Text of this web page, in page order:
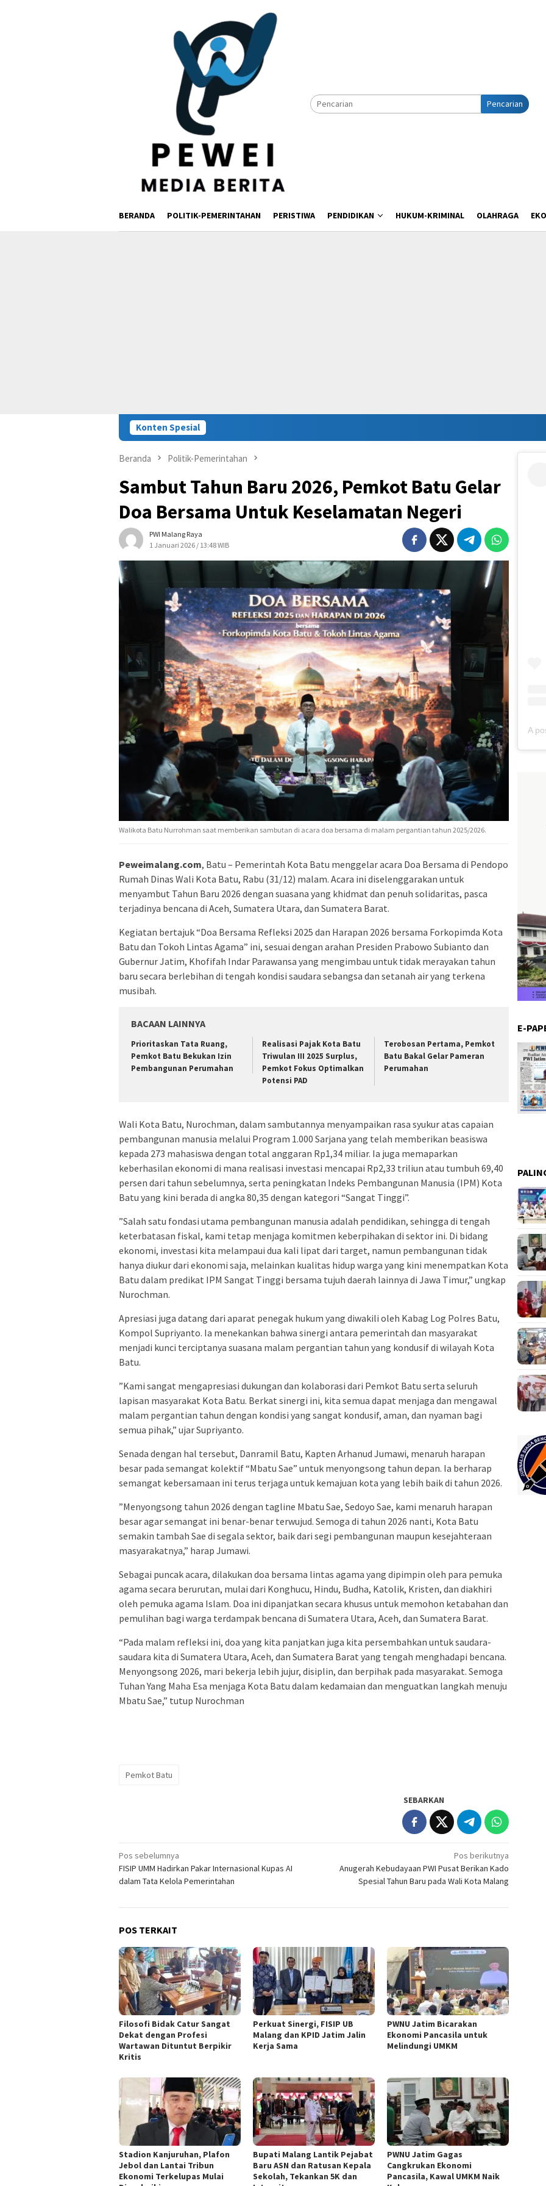
Pencarian
BERANDA POLITIK-PEMERINTAHAN PERISTIWA PENDIDIKAN HUKUM-KRIMINAL OLAHRAGA
Konten Spesial
Beranda Politik-Pemerintahan
Sambut Tahun Baru 2026, Pemkot Batu Gelar
Doa Bersama Untuk Keselamatan Negeri
PWI Malang Raya
1 Januari 2026 / 13:48 WIB
Walikota Batu Nurrohman saat memberikan sambutan di acara doa bersama di malam pergantian tahun 2025/2026.
Peweimalang.com, Batu – Pemerintah Kota Batu menggelar acara Doa Bersama di Pendopo
Rumah Dinas Wali Kota Batu, Rabu (31/12) malam. Acara ini diselenggarakan untuk
menyambut Tahun Baru 2026 dengan suasana yang khidmat dan penuh solidaritas, pasca
terjadinya bencana di Aceh, Sumatera Utara, dan Sumatera Barat.
Kegiatan bertajuk “Doa Bersama Refleksi 2025 dan Harapan 2026 bersama Forkopimda Kota
Batu dan Tokoh Lintas Agama” ini, sesuai dengan arahan Presiden Prabowo Subianto dan
Gubernur Jatim, Khofifah Indar Parawansa yang mengimbau untuk tidak merayakan tahun
baru secara berlebihan di tengah kondisi saudara sebangsa dan setanah air yang terkena
musibah.
BACAAN LAINNYA
Prioritaskan Tata Ruang,
Pemkot Batu Bekukan Izin
Pembangunan Perumahan
Realisasi Pajak Kota Batu
Triwulan III 2025 Surplus,
Pemkot Fokus Optimalkan
Potensi PAD
Terobosan Pertama, Pemkot
Batu Bakal Gelar Pameran
Perumahan
​Wali Kota Batu, Nurochman, dalam sambutannya menyampaikan rasa syukur atas capaian
pembangunan manusia melalui Program 1.000 Sarjana yang telah memberikan beasiswa
kepada 273 mahasiswa dengan total anggaran Rp1,34 miliar. Ia juga memaparkan
keberhasilan ekonomi di mana realisasi investasi mencapai Rp2,33 triliun atau tumbuh 69,40
persen dari tahun sebelumnya, serta peningkatan Indeks Pembangunan Manusia (IPM) Kota
Batu yang kini berada di angka 80,35 dengan kategori “Sangat Tinggi”.
​”Salah satu fondasi utama pembangunan manusia adalah pendidikan, sehingga di tengah
keterbatasan fiskal, kami tetap menjaga komitmen keberpihakan di sektor ini. Di bidang
ekonomi, investasi kita melampaui dua kali lipat dari target, namun pembangunan tidak
hanya diukur dari ekonomi saja, melainkan kualitas hidup warga yang kini menempatkan Kota
Batu dalam predikat IPM Sangat Tinggi bersama tujuh daerah lainnya di Jawa Timur,” ungkap
Nurochman.
Apresiasi juga datang dari aparat penegak hukum yang diwakili oleh Kabag Log Polres Batu,
Kompol Supriyanto. Ia menekankan bahwa sinergi antara pemerintah dan masyarakat
menjadi kunci terciptanya suasana malam pergantian tahun yang kondusif di wilayah Kota
Batu.
​”Kami sangat mengapresiasi dukungan dan kolaborasi dari Pemkot Batu serta seluruh
lapisan masyarakat Kota Batu. Berkat sinergi ini, kita semua dapat menjaga dan mengawal
malam pergantian tahun dengan kondisi yang sangat kondusif, aman, dan nyaman bagi
semua pihak,” ujar Supriyanto.
Senada dengan hal tersebut, Danramil Batu, Kapten Arhanud Jumawi, menaruh harapan
besar pada semangat kolektif “Mbatu Sae” untuk menyongsong tahun depan. Ia berharap
semangat kebersamaan ini terus terjaga untuk kemajuan kota yang lebih baik di tahun 2026.
​”Menyongsong tahun 2026 dengan tagline Mbatu Sae, Sedoyo Sae, kami menaruh harapan
besar agar semangat ini benar-benar terwujud. Semoga di tahun 2026 nanti, Kota Batu
semakin tambah Sae di segala sektor, baik dari segi pembangunan maupun kesejahteraan
masyarakatnya,” harap Jumawi.
Sebagai puncak acara, dilakukan doa bersama lintas agama yang dipimpin oleh para pemuka
agama secara berurutan, mulai dari Konghucu, Hindu, Budha, Katolik, Kristen, dan diakhiri
oleh pemuka agama Islam. Doa ini dipanjatkan secara khusus untuk memohon ketabahan dan
pemulihan bagi warga terdampak bencana di Sumatera Utara, Aceh, dan Sumatera Barat.
“Pada malam refleksi ini, doa yang kita panjatkan juga kita persembahkan untuk saudara-
saudara kita di Sumatera Utara, Aceh, dan Sumatera Barat yang tengah menghadapi bencana.
Menyongsong 2026, mari bekerja lebih jujur, disiplin, dan berpihak pada masyarakat. Semoga
Tuhan Yang Maha Esa menjaga Kota Batu dalam kedamaian dan menguatkan langkah menuju
Mbatu Sae,” tutup Nurochman
Pemkot Batu
SEBARKAN
Navigasi
pos
Pos sebelumnya
FISIP UMM Hadirkan Pakar Internasional Kupas AI
dalam Tata Kelola Pemerintahan
Pos berikutnya
Anugerah Kebudayaan PWI Pusat Berikan Kado
Spesial Tahun Baru pada Wali Kota Malang
POS TERKAIT
Filosofi Bidak Catur Sangat
Dekat dengan Profesi
Wartawan Dituntut Berpikir
Kritis
Perkuat Sinergi, FISIP UB
Malang dan KPID Jatim Jalin
Kerja Sama
PWNU Jatim Bicarakan
Ekonomi Pancasila untuk
Melindungi UMKM
Stadion Kanjuruhan, Plafon
Jebol dan Lantai Tribun
Ekonomi Terkelupas Mulai
Bupati Malang Lantik Pejabat
Baru ASN dan Ratusan Kepala
Sekolah, Tekankan 5K dan
PWNU Jatim Gagas
Cangkrukan Ekonomi
Pancasila, Kawal UMKM Naik
E-